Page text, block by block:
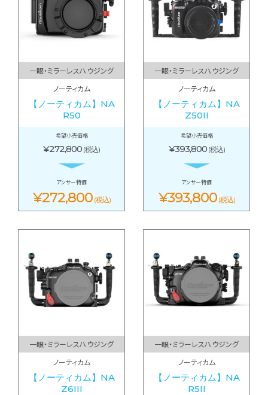
一眼・ミラーレスハウジング
ノーティカム
【ノーティカム】NA
R50
希望小売価格
¥272,800 (税込)
アンサー特価
¥272,800 (税込)
一眼・ミラーレスハウジング
ノーティカム
【ノーティカム】NA
Z50II
希望小売価格
¥393,800 (税込)
アンサー特価
¥393,800 (税込)
一眼・ミラーレスハウジング
ノーティカム
【ノーティカム】NA
Z6III
一眼・ミラーレスハウジング
ノーティカム
【ノーティカム】NA
R5II